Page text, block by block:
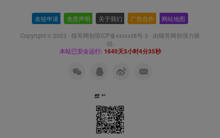
友链申请 免责声明 关于我们 广告合作 网站地图
Copyright © 2023 · 猫哥网创琼ICP备xxxxxx8号-3 · 由猫哥网创强力驱
动.
本站已安全运行: 1640天3小时4分36秒